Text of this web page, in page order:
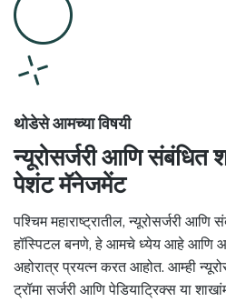
थोडेसे आमच्या विषयी
न्यूरोसर्जरी आणि संबंधित
पेशंट मॅनेजमेंट
पश्चिम महाराष्ट्रातील, न्यूरोसर्जरी आणि
हॉस्पिटल बनणे, हे आमचे ध्येय आहे आणि
अहोरात्र प्रयत्न करत आहोत. आम्ही
ट्रॉमा सर्जरी आणि पेडियाट्रिक्स या